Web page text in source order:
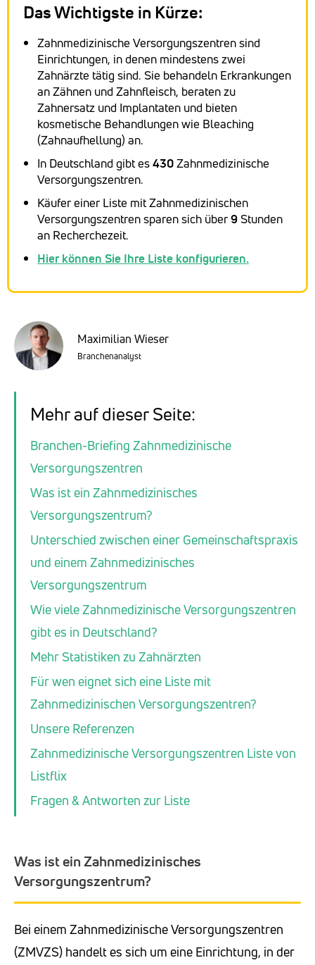
Das Wichtigste in Kürze:
Zahnmedizinische Versorgungszentren sind
Einrichtungen, in denen mindestens zwei
Zahnärzte tätig sind. Sie behandeln Erkrankungen
an Zähnen und Zahnfleisch, beraten zu
Zahnersatz und Implantaten und bieten
kosmetische Behandlungen wie Bleaching
(Zahnaufhellung) an.
In Deutschland gibt es430Zahnmedizinische
Versorgungszentren.
Käufer einer Liste mit Zahnmedizinischen
Versorgungszentren sparen sich über9 Stunden
an Recherchezeit.
Hier können Sie Ihre Liste konfigurieren.
Maximilian Wieser
Branchenanalyst
Mehr auf dieser Seite:
Branchen-Briefing Zahnmedizinische
Versorgungszentren
Was ist ein Zahnmedizinisches
Versorgungszentrum?
Unterschied zwischen einer Gemeinschaftspraxis
und einem Zahnmedizinisches
Versorgungszentrum
Wie viele Zahnmedizinische Versorgungszentren
gibt es in Deutschland?
Mehr Statistiken zu Zahnärzten
Für wen eignet sich eine Liste mit
Zahnmedizinischen Versorgungszentren?
Unsere Referenzen
Zahnmedizinische Versorgungszentren Liste von
Listflix
Fragen & Antworten zur Liste
Was ist ein Zahnmedizinisches
Versorgungszentrum?
Bei einem Zahnmedizinische Versorgungszentren
(ZMVZS) handelt es sich um eine Einrichtung, in der